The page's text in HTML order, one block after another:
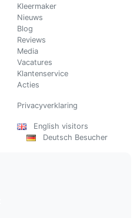
Kleermaker
Nieuws
Blog
Reviews
Media
Vacatures
Klantenservice
Acties
Privacyverklaring
English visitors
Deutsch Besucher